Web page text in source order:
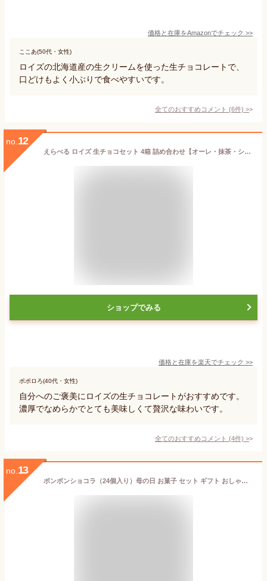
価格と在庫をAmazonでチェック >>
ここあ(50代・女性)
ロイズの北海道産の生クリームを使った生チョコレートで、
口どけもよく小ぶりで食べやすいです。
全てのおすすめコメント (6件) >
no. 12
えらべる ロイズ 生チョコセット 4箱 詰め合わせ【オーレ・抹茶・シャンパン等から】 北海道 お土産 ギフト スイーツ プレゼント プチギフト 誕生日 贈り物 人気 おすすめ ロングセラー お歳暮 クリスマス バレンタイン ホワイトデー 当店はroyce'正規取扱点です 選べる
ショップでみる
価格と在庫を楽天でチェック >>
ポポロろ(40代・女性)
自分へのご褒美にロイズの生チョコレートがおすすめです。
濃厚でなめらかでとても美味しくて贅沢な味わいです。
全てのおすすめコメント (4件) >
no. 13
ボンボンショコラ（24個入り）母の日 お菓子 セット ギフト おしゃれ チョコレート 高級 お祝い 春ギフト 入学 就職 手土産 ギフト 高級ショコラ 贈り物 チョコレート ボンボン 白金 麻布 茗荷谷 チョコレート おしゃれ ボンボン チョコレート ギフト デカダンス